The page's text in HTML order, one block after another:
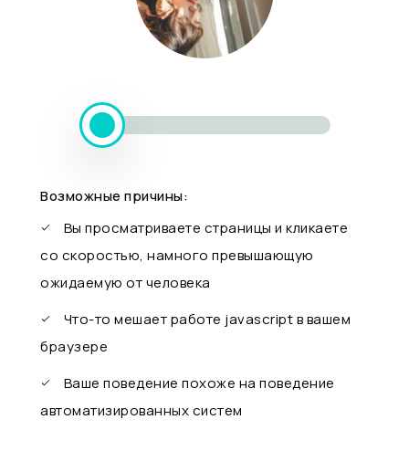
Возможные причины:
Вы просматриваете страницы и кликаете
со скоростью, намного превышающую
ожидаемую от человека
Что-то мешает работе javascript в вашем
браузере
Ваше поведение похоже на поведение
автоматизированных систем